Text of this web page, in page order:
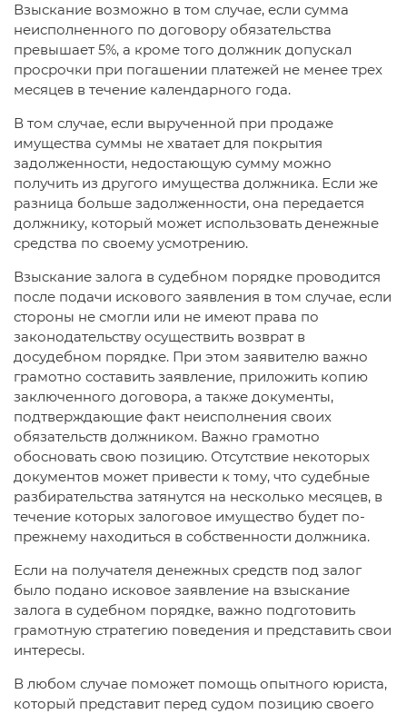
Взыскание возможно в том случае, если сумма
неисполненного по договору обязательства
превышает 5%, а кроме того должник допускал
просрочки при погашении платежей не менее трех
месяцев в течение календарного года.
В том случае, если вырученной при продаже
имущества суммы не хватает для покрытия
задолженности, недостающую сумму можно
получить из другого имущества должника. Если же
разница больше задолженности, она передается
должнику, который может использовать денежные
средства по своему усмотрению.
Взыскание залога в судебном порядке проводится
после подачи искового заявления в том случае, если
стороны не смогли или не имеют права по
законодательству осуществить возврат в
досудебном порядке. При этом заявителю важно
грамотно составить заявление, приложить копию
заключенного договора, а также документы,
подтверждающие факт неисполнения своих
обязательств должником. Важно грамотно
обосновать свою позицию. Отсутствие некоторых
документов может привести к тому, что судебные
разбирательства затянутся на несколько месяцев, в
течение которых залоговое имущество будет по-
прежнему находиться в собственности должника.
Если на получателя денежных средств под залог
было подано исковое заявление на взыскание
залога в судебном порядке, важно подготовить
грамотную стратегию поведения и представить свои
интересы.
В любом случае поможет помощь опытного юриста,
который представит перед судом позицию своего